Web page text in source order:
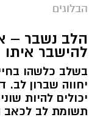
יש לכם מידע
חדשותי? מצאתם
אותנו
הבלוגים
הלב נשבר –
להישבר איתו
בשלב כלשהו
יחווה שברון לב.
יכולים להיות
תשומת לב לכאב